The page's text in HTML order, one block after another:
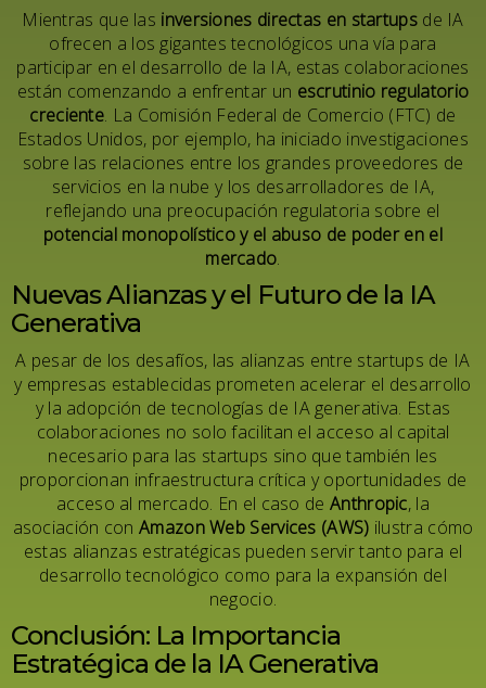
Mientras que las inversiones directas en startupsde IA
ofrecen a los gigantes tecnológicos una vía para
participar en el desarrollo de la IA, estas colaboraciones
están comenzando a enfrentar un escrutinio regulatorio
creciente. La Comisión Federal de Comercio (FTC) de
Estados Unidos, por ejemplo, ha iniciado investigaciones
sobre las relaciones entre los grandes proveedores de
servicios en la nube y los desarrolladores de IA,
reflejando una preocupación regulatoria sobre el
potencial monopolístico y el abuso de poder en el
mercado.
Nuevas Alianzas y el Futuro de la IA
Generativa
A pesar de los desafíos, las alianzas entre startups de IA
y empresas establecidas prometen acelerar el desarrollo
y la adopción de tecnologías de IA generativa. Estas
colaboraciones no solo facilitan el acceso al capital
necesario para las startups sino que también les
proporcionan infraestructura crítica y oportunidades de
acceso al mercado. En el caso de Anthropic, la
asociación conAmazon Web Services (AWS) ilustra cómo
estas alianzas estratégicas pueden servir tanto para el
desarrollo tecnológico como para la expansión del
negocio.
Conclusión: La Importancia
Estratégica de la IA Generativa